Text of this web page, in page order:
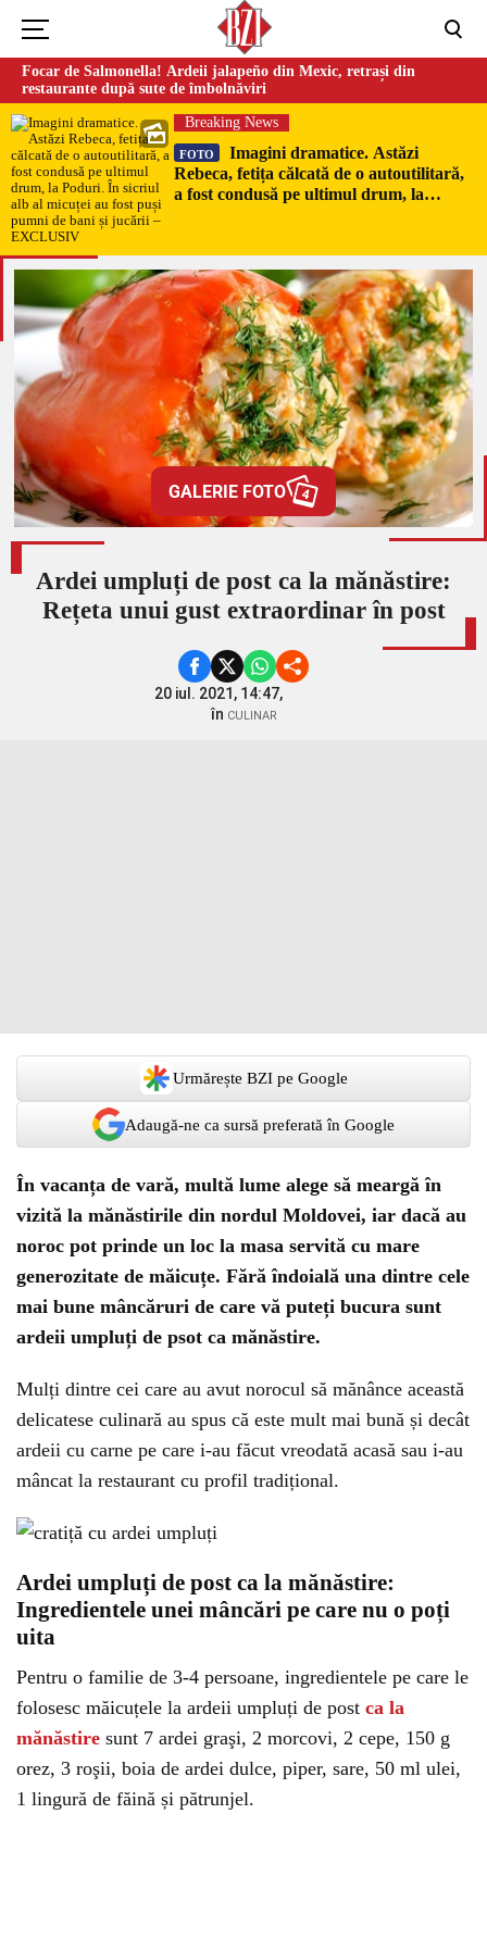
Focar de Salmonella! Ardeii jalapeño din Mexic, retrași din
restaurante după sute de îmbolnăviri
Breaking News
FOTO
Imagini dramatice. Astăzi
Rebeca, fetița călcată de o autoutilitară,
a fost condusă pe ultimul drum, la
EXCLUSIV
GALERIE FOTO 4
Ardei umpluți de post ca la mănăstire:
Rețeta unui gust extraordinar în post
20 iul. 2021, 14:47,
în CULINAR
Urmărește BZI pe Google
Adaugă-ne ca sursă preferată în Google
În vacanța de vară, multă lume alege să meargă în
vizită la mănăstirile din nordul Moldovei, iar dacă au
noroc pot prinde un loc la masa servită cu mare
generozitate de măicuțe. Fără îndoială una dintre cele
mai bune mâncăruri de care vă puteți bucura sunt
ardeii umpluți de psot ca mănăstire.
Mulți dintre cei care au avut norocul să mănânce această
delicatese culinară au spus că este mult mai bună și decât
ardeii cu carne pe care i-au făcut vreodată acasă sau i-au
mâncat la restaurant cu profil tradițional.
Ardei umpluți de post ca la mănăstire:
Ingredientele unei mâncări pe care nu o poți
uita
Pentru o familie de 3-4 persoane, ingredientele pe care le
folosesc măicuțele la ardeii umpluți de post ca la
mănăstire sunt 7 ardei graşi, 2 morcovi, 2 cepe, 150 g
orez, 3 roşii, boia de ardei dulce, piper, sare, 50 ml ulei,
1 lingură de făină și pătrunjel.